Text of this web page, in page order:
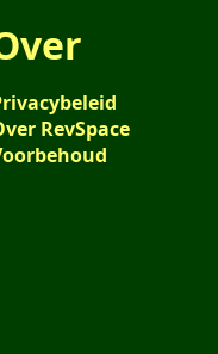
RevSpace